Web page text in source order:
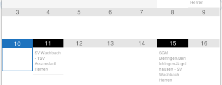
Herren
3 4 5 6 7 8 9
10 11
SV Wachbach
- TSV
Assamstadt
Herren
12 13 14 15
SGM
Bieringen/Berl
ichingen/Jagst
hausen - SV
Wachbach
Herren
16